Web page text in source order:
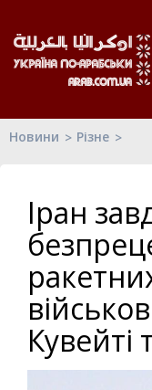
Новини Різне
Іран
Кувейті